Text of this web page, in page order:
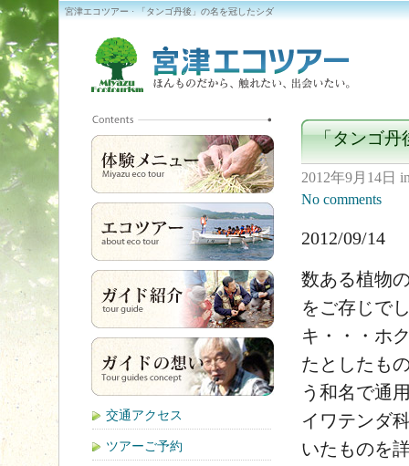
宮津エコツアー · 「タンゴ丹後」の名を冠したシダ
「タンゴ丹
2012年9月14日
No comments
2012/09/14
数ある植物
をご存じで
キ・・・ホ
たとしたも
う和名で通
イワテンダ
いたものを
交通アクセス
ツアーご予約